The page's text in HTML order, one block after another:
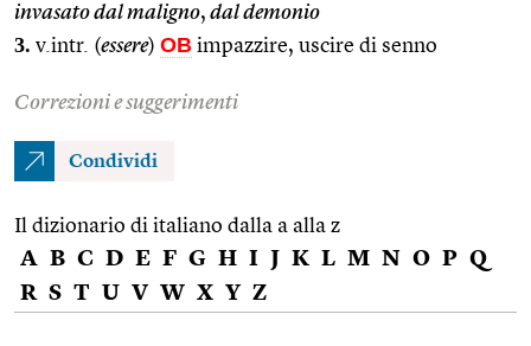
invasato dal maligno, dal demonio
3. v.intr. (essere) OB impazzire, uscire di senno
Correzioni e suggerimenti
Condividi
Il dizionario di italiano dalla a alla z
A B C D E F G H I J K L M N O P Q
R S T U V W X Y Z